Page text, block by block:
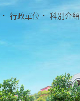
． 行政單位 ． 科別介紹